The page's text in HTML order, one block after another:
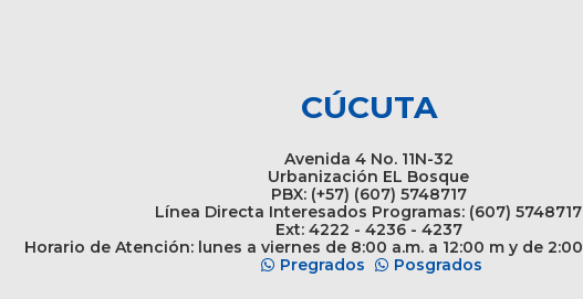
CÚCUTA
Avenida 4 No. 11N-32
Urbanización EL Bosque
PBX: (+57) (607) 5748717
Línea Directa Interesados Programas: (607) 5748717
Ext: 4222 - 4236 - 4237
Horario de Atención: lunes a viernes de 8:00 a.m. a 12:00 m y de
Pregrados
Posgrados